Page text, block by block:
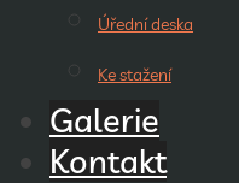
Úřední deska
Ke stažení
Galerie
Kontakt